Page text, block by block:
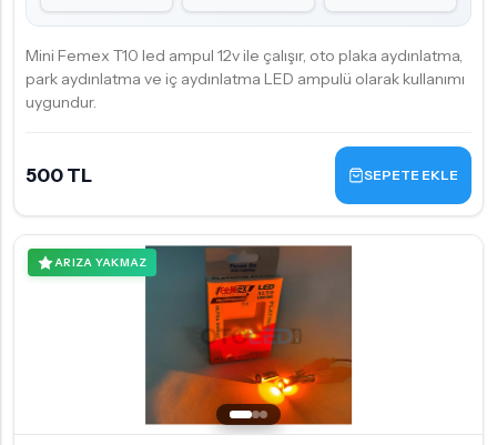
Mini Femex T10 led ampul 12v ile çalışır, oto plaka aydınlatma,
park aydınlatma ve iç aydınlatma LED ampulü olarak kullanımı
uygundur.
500 TL SEPETE EKLE
ARIZA YAKMAZ